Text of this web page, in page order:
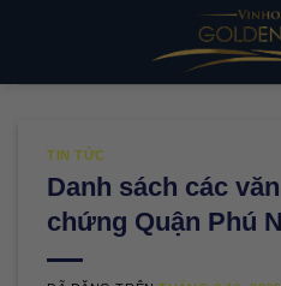
TIN TỨC
Danh sách các
chứng Quận Phú